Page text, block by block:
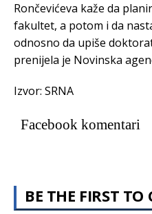
Rončevićeva kaže da
fakultet, a potom i da
odnosno da upiše
prenijela je Novinska
Izvor: SRNA
Facebook komentari
BE THE FIRST